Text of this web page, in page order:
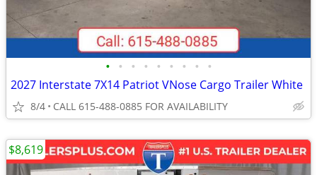
• • • • • • • • •
2027 Interstate 7X14 Patriot VNose Cargo Trailer White
8/4 CALL 615-488-0885 FOR AVAILABILITY
$8,619